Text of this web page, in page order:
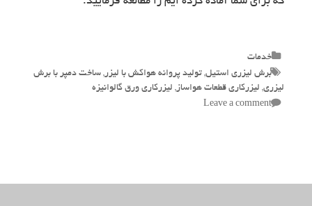
Categories
خدمات
Tags
برش لیزری استیل, تولید پروانه هواکش با لیزر , ساخت دمپر با برش
لیزری, لیزرکاری قطعات هواساز , لیزرکاری ورق گالوانیزه
Leave a comment